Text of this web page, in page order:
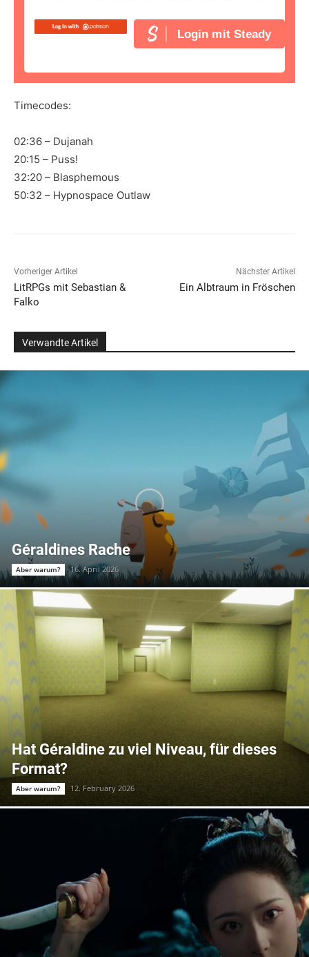
Login mit Steady
Timecodes:
02:36 – Dujanah
20:15 – Puss!
32:20 – Blasphemous
50:32 – Hypnospace Outlaw
Vorheriger Artikel
LitRPGs mit Sebastian &
Falko
Nächster Artikel
Ein Albtraum in Fröschen
Verwandte Artikel
Géraldines Rache
Aber warum? 16. April 2026
Hat Géraldine zu viel Niveau, für dieses
Format?
Aber warum? 12. February 2026